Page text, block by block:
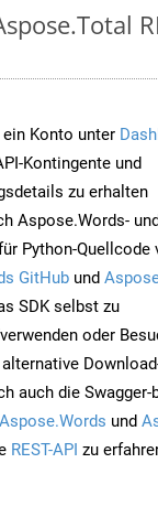
Konto unter
Kontingente und
zu erhalten
Aspose.Words-
Python-Quellcode
GitHub und
SDK selbst zu
oder
auch die Swagger-
Aspose.Words und
REST-API zu